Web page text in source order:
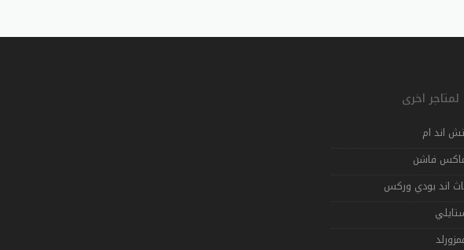
اخرى
اند ام
فاشن
اند بودي وركس